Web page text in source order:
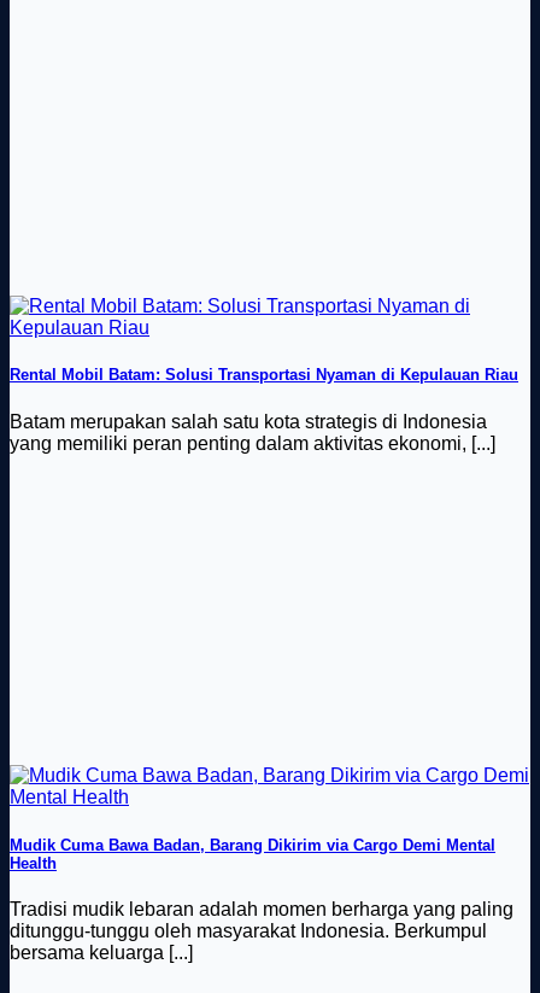
Rental Mobil Batam: Solusi Transportasi Nyaman di Kepulauan Riau
Batam merupakan salah satu kota strategis di Indonesia
yang memiliki peran penting dalam aktivitas ekonomi, [...]
Mudik Cuma Bawa Badan, Barang Dikirim via Cargo Demi Mental
Health
Tradisi mudik lebaran adalah momen berharga yang paling
ditunggu-tunggu oleh masyarakat Indonesia. Berkumpul
bersama keluarga [...]